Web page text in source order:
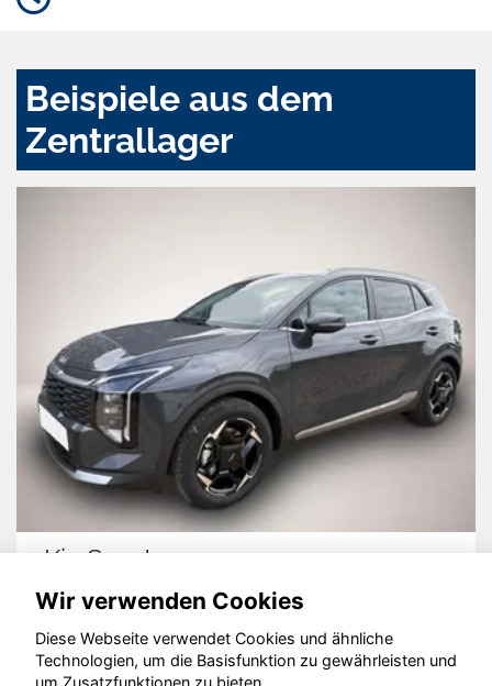
Beispiele aus dem
Zentrallager
Kia Sportage
Wir verwenden Cookies
Diese Webseite verwendet Cookies und ähnliche
Technologien, um die Basisfunktion zu gewährleisten und
um Zusatzfunktionen zu bieten.